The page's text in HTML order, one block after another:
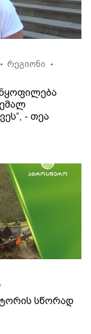
• რეგიონი •
- თეა
სწორად